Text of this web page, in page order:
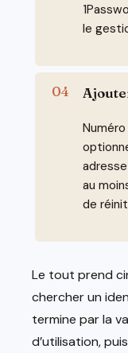
le
au
de
Le tout prend
chercher un
termine par la
d’utilisation,